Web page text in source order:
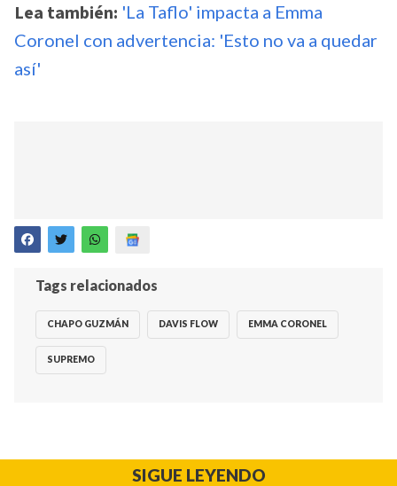
Lea también: 'La Taflo' impacta a Emma
Coronel con advertencia: 'Esto no va a quedar
así'
Tags relacionados
CHAPO GUZMÁN DAVIS FLOW EMMA CORONEL
SUPREMO
SIGUE LEYENDO